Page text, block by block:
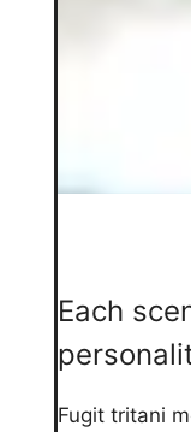
Each
Fugit tritani